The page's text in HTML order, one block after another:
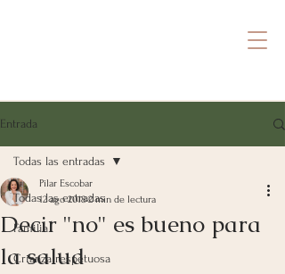
Entrada
Todas las entradas
Familia
Crianza respetuosa
Todas las entradas
Decir "no" es bueno para
la salud
Pilar Escobar
12 ago 20182 min de lectura